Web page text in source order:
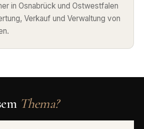
in Osnabrück und Ostwestfalen
Verkauf und Verwaltung von
Thema?